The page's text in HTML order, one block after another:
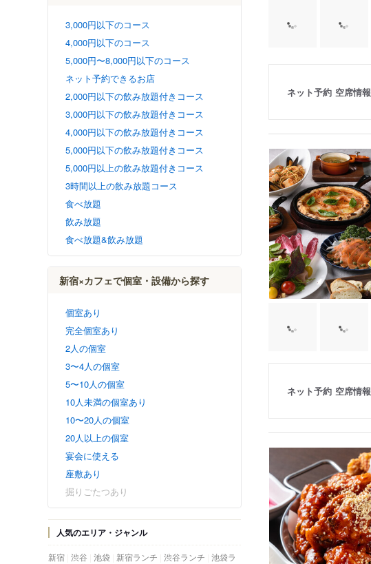
3,000円以下のコース
4,000円以下のコース
5,000円〜8,000円以下のコース
ネット予約できるお店
2,000円以下の飲み放題付きコース
3,000円以下の飲み放題付きコース
4,000円以下の飲み放題付きコース
5,000円以下の飲み放題付きコース
5,000円以上の飲み放題付きコース
3時間以上の飲み放題コース
食べ放題
飲み放題
食べ放題&飲み放題
新宿×カフェで個室・設備から探す
個室あり
完全個室あり
2人の個室
3〜4人の個室
5〜10人の個室
10人未満の個室あり
10〜20人の個室
20人以上の個室
宴会に使える
座敷あり
掘りごたつあり
人気のエリア・ジャンル
新宿 渋谷 池袋 新宿ランチ 渋谷ランチ 池袋ラ
ネット予約 空席情報
ネット予約 空席情報